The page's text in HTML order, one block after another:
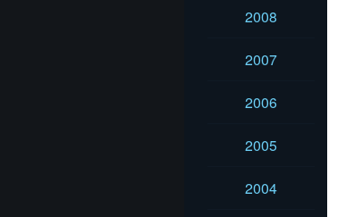
2008
2007
2006
2005
2004